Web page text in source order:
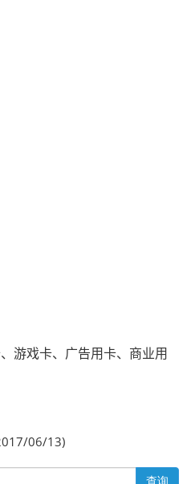
游戏卡、广告用卡、商业用
06/13)
查询